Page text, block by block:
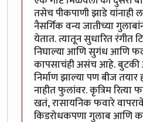
तसेच पीकपाणी झाडे यांनाही
नैसर्गिक वन्य जातीच्या
येतात. त्यातून सुधारित रंगीत
निघाल्या आणि सुगंध आणि
कापसाचंही असंच आहे. बुटकी
निर्माण झाल्या पण बीज
नाहीत फुलांवर. कृत्रिम
खतं, रासायनिक फवारे
किडरोधकपणा गुलाब आणि